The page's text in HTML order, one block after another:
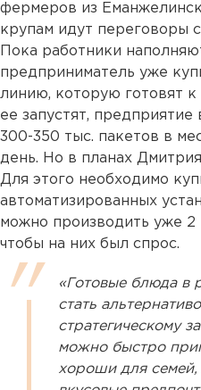
фермеров из
крупам идут переговоры
Пока работники
предприниматель уже
линию, которую готовят
ее запустят,
300-350 тыс. пакетов в
день. Но в планах
Для этого необходимо
автоматизированных
можно производить уже 2
чтобы на них был спрос.
«Готовые блюда в
стать
стратегическому
можно быстро
хороши для семей,